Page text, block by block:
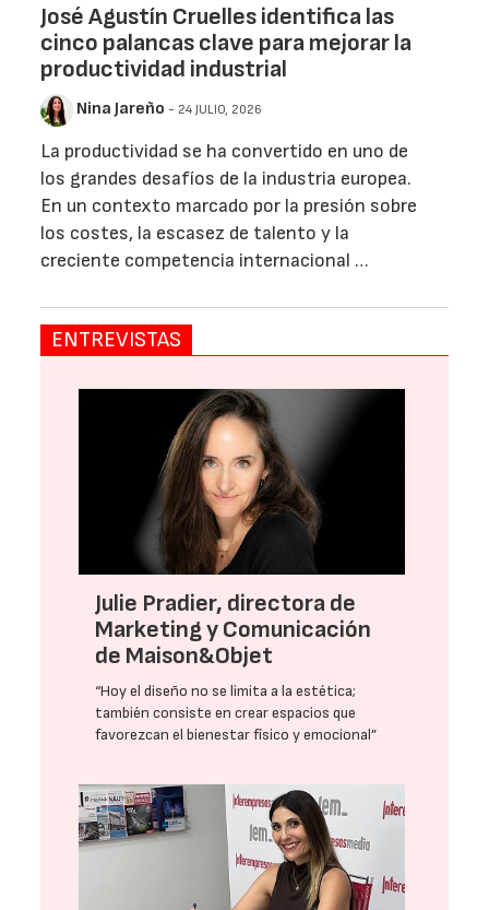
José Agustín Cruelles identifica las
cinco palancas clave para mejorar la
productividad industrial
Nina Jareño - 24 JULIO, 2026
La productividad se ha convertido en uno de
los grandes desafíos de la industria europea.
En un contexto marcado por la presión sobre
los costes, la escasez de talento y la
creciente competencia internacional …
ENTREVISTAS
Julie Pradier, directora de
Marketing y Comunicación
de Maison&Objet
“Hoy el diseño no se limita a la estética;
también consiste en crear espacios que
favorezcan el bienestar físico y emocional”